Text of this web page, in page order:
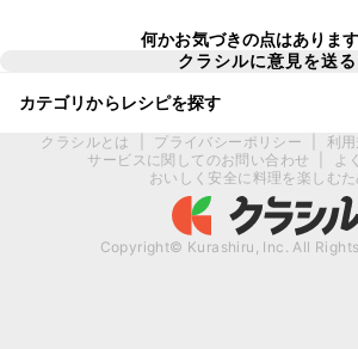
何かお気づきの点はありま
クラシルに意見を送る
カテゴリからレシピを探す
クラシルとは プライバシーポリシー 利
サービスに関してのお問い合わせ
よ
おいしく安全に料理を楽しむた
Copyright© Kurashiru, Inc. All Rights